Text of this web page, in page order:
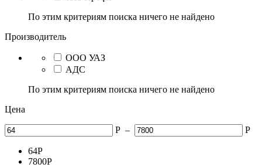
По этим критериям поиска ничего не найдено
Производитель
ООО УАЗ
АДС
По этим критериям поиска ничего не найдено
Цена
Р – Р
64Р
7800Р